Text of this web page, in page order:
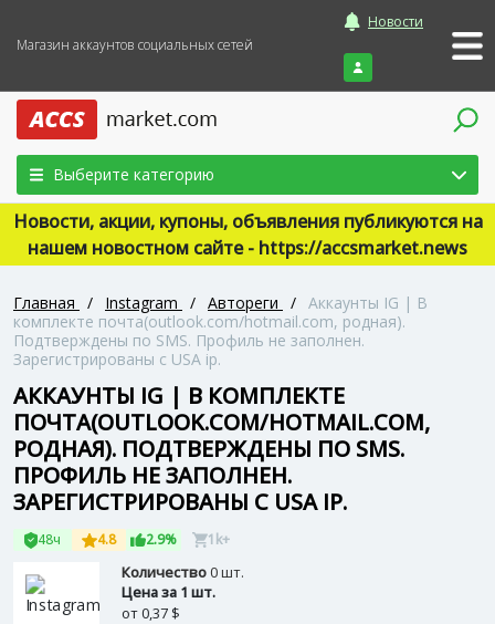
Магазин аккаунтов социальных сетей
Новости
Войти
Выберите категорию
Новости, акции, купоны, объявления публикуются на
нашем новостном сайте - https://accsmarket.news
Главная / Instagram / Автореги / Аккаунты IG | В
комплекте почта(outlook.com/hotmail.com, родная).
Подтверждены по SMS. Профиль не заполнен.
Зарегистрированы с USA ip.
АККАУНТЫ IG | В КОМПЛЕКТЕ
ПОЧТА(OUTLOOK.COM/HOTMAIL.COM,
РОДНАЯ). ПОДТВЕРЖДЕНЫ ПО SMS.
ПРОФИЛЬ НЕ ЗАПОЛНЕН.
ЗАРЕГИСТРИРОВАНЫ С USA IP.
48ч 4.8 2.9% 1k+
Количество0 шт.
Цена за 1 шт.
от0,37 $